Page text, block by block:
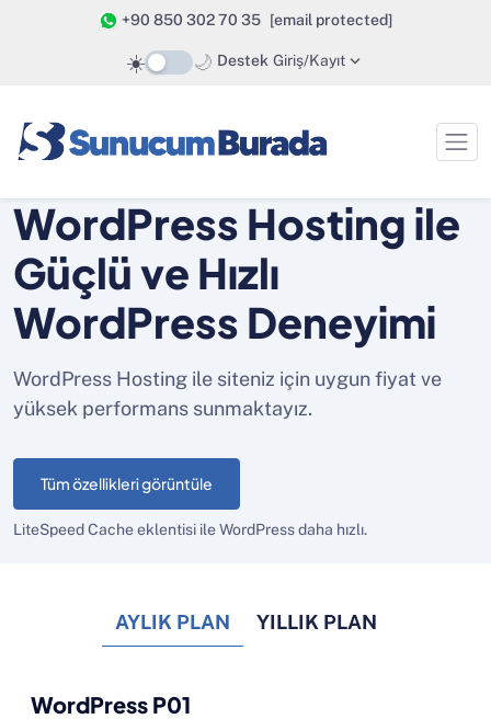
+90 850 302 70 35 [email protected]
☀️ 🌙 Destek Giriş/Kayıt
WordPress Hosting ile
Güçlü ve Hızlı
WordPress Deneyimi
WordPress Hosting ile siteniz için uygun fiyat ve
yüksek performans sunmaktayız.
Tüm özellikleri görüntüle
LiteSpeed Cache eklentisi ile WordPress daha hızlı.
AYLIK PLAN YILLIK PLAN
WordPress P01